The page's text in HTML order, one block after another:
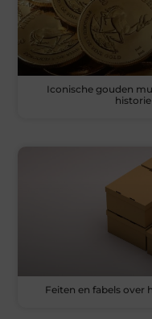
Iconische gouden
Feiten en fabels over